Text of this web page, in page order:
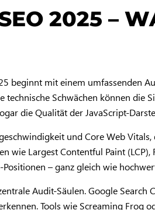
2025 –
beginnt mit einem umfassenden
Schwächen können die
die Qualität der JavaScript-
und Core Web
wie Largest Contentful Paint
– ganz gleich wie
Audit-Säulen. Google
Tools wie Screaming